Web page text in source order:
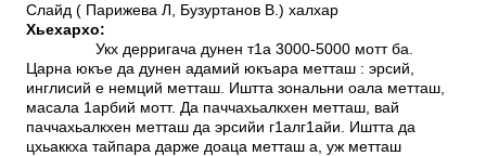
Слайд ( Парижева Л, Бузуртанов В.) халхар
Хьехархо:
Укх дерригача дунен т1а 3000-5000 мотт ба.
Царна юкъе да дунен адамий юкъара метташ : эрсий,
инглисий е немций метташ. Иштта зональни оала метташ,
масала 1арбий мотт. Да паччахьалкхен метташ, вай
паччахьалкхен метташ да эрсийи г1алг1айи. Иштта да
цхьаккха тайпара дарже доаца метташ а, уж метташ